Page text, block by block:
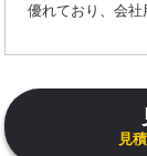
優れており、会社
見